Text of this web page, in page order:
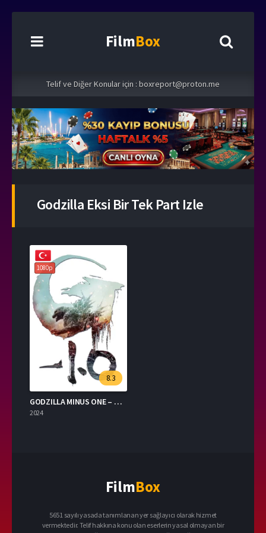
FilmBox
Telif ve Diğer Konular için : boxreport@proton.me
Godzilla Eksi Bir Tek Part Izle
1080p
8.3
GODZILLA MINUS ONE – Godzilla Eksi Bir Turkce Dublaj izle
2024
FilmBox
5651 sayılı yasada tanımlanan yer sağlayıcı olarak hizmet
vermektedir. Telif hakkına konu olan eserlerin yasal olmayan bir